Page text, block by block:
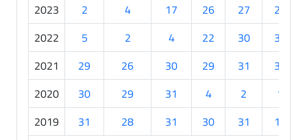
2023
2 4 17 26 27
27
2022
5 2 4 22 30
30
2021
29 26 30 29 31
30
2020
30 29 31 4 2
1
2019
31 28 31 30 31 12